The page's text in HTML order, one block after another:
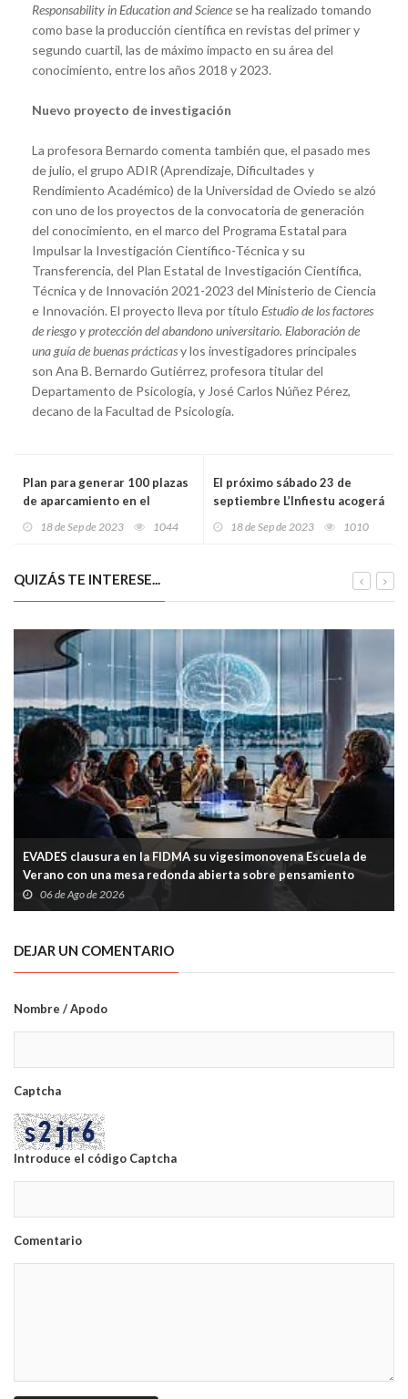
Responsability in Education and Science se ha realizado tomando
como base la producción científica en revistas del primer y
segundo cuartil, las de máximo impacto en su área del
conocimiento, entre los años 2018 y 2023.
Nuevo proyecto de investigación
La profesora Bernardo comenta también que, el pasado mes
de julio, el grupo ADIR (Aprendizaje, Dificultades y
Rendimiento Académico) de la Universidad de Oviedo se alzó
con uno de los proyectos de la convocatoria de generación
del conocimiento, en el marco del Programa Estatal para
Impulsar la Investigación Científico-Técnica y su
Transferencia, del Plan Estatal de Investigación Científica,
Técnica y de Innovación 2021-2023 del Ministerio de Ciencia
e Innovación. El proyecto lleva por título Estudio de los factores
de riesgo y protección del abandono universitario. Elaboración de
una guía de buenas prácticasy los investigadores principales
son Ana B. Bernardo Gutiérrez, profesora titular del
Departamento de Psicología, y José Carlos Núñez Pérez,
decano de la Facultad de Psicología.
Plan para generar 100 plazas
de aparcamiento en el
Ferrocarril de Gijón
18 de Sep de 2023 1044
El próximo sábado 23 de
septiembre L’Infiestu acogerá
Folclor de L’Infiestu
18 de Sep de 2023 1010
QUIZÁS TE INTERESE...
EVADES clausura en la FIDMA su vigesimonovena Escuela de
Verano con una mesa redonda abierta sobre pensamiento
crítico y tecnología
06 de Ago de 2026
DEJAR UN COMENTARIO
Nombre / Apodo
Captcha
Introduce el código Captcha
Comentario